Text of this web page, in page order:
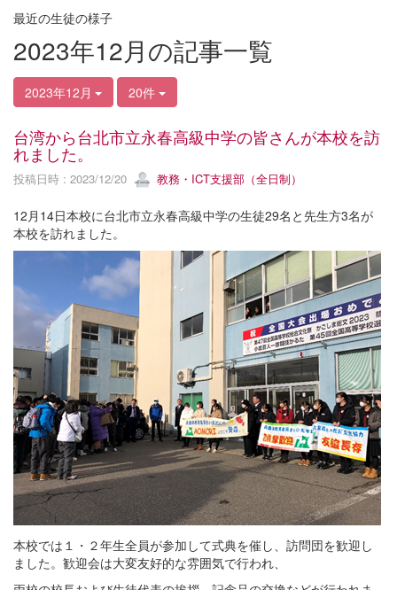
最近の生徒の様子
2023年12月の記事一覧
2023年12月 20件
台湾から台北市立永春高級中学の皆さんが本校を訪
れました。
投稿日時 : 2023/12/20 教務・ICT支援部（全日制）
12月14日本校に台北市立永春高級中学の生徒29名と先生方3名が
本校を訪れました。
本校では１・２年生全員が参加して式典を催し、訪問団を歓迎し
ました。歓迎会は大変友好的な雰囲気で行われ、